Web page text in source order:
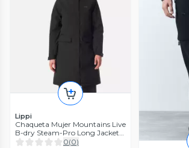
Lippi
Chaqueta Mujer Mountains Live
B-dry Steam-Pro Long Jacket
Negro Lippi I26
0(0)